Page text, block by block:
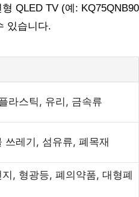
QLED TV (예:
있습니다.
라스틱, 유리, 금속류
쓰레기, 섬유류, 폐목재
, 형광등, 폐의약품, 대형폐